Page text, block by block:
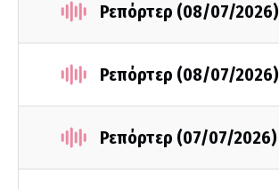
Ρεπόρτερ (08/07/2026)
Ρεπόρτερ (08/07/2026)
Ρεπόρτερ (07/07/2026)